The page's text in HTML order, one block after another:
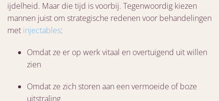
ijdelheid. Maar die tijd is voorbij. Tegenwoordig kiezen
mannen juist om strategische redenen voor behandelingen
met injectables:
Omdat ze er op werk vitaal en overtuigend uit willen
zien
Omdat ze zich storen aan een vermoeide of boze
uitstraling